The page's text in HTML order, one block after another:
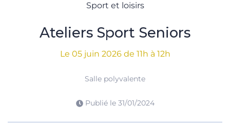
Sport et loisirs
Ateliers Sport Seniors
Le 05 juin 2026 de 11h à 12h
Salle polyvalente
Publié le 31/01/2024